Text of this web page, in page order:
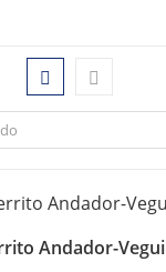
Andador-Vegui